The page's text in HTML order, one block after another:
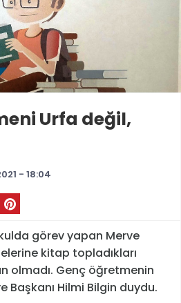
Urfa değil,
- 18:04
görev yapan Merve
kitap topladıkları
olmadı. Genç öğretmenin
Başkanı Hilmi Bilgin duydu.